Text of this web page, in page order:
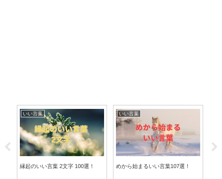
いい言葉
縁起のいい言葉 2文字 100選！
いい言葉
めから始まるいい言葉107選！